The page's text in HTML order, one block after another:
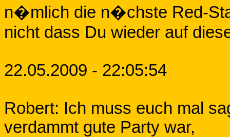
n�mlich die n�chste Red-
nicht dass Du wieder auf
22.05.2009 - 22:05:54
Robert: Ich muss euch mal
verdammt gute Party war,